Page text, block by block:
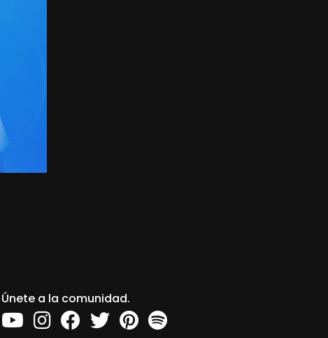
Únete a la comunidad.